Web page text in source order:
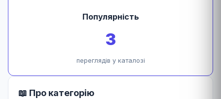
Популярність
3
переглядів у каталозі
📖 Про категорію